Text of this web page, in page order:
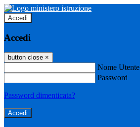
Accedi
Accedi
button close ×
Nome Utente
Password
Password dimenticata?